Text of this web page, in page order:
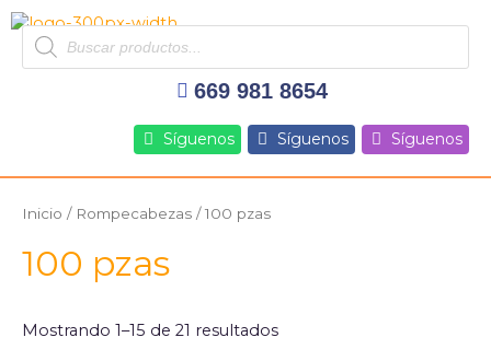
al
contenido
Products
search
669 981 8654
Síguenos Síguenos Síguenos
Inicio / Rompecabezas / 100 pzas
100 pzas
Mostrando 1–15 de 21 resultados